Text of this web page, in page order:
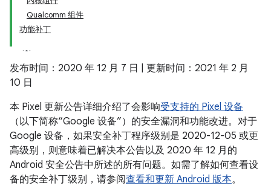
Qualcomm 组件
功能补丁
发布时间：2020 年 12 月 7 日 | 更新时间：2021 年 2 月
10 日
本 Pixel 更新公告详细介绍了会影响受支持的 Pixel 设备
（以下简称“Google 设备”）的安全漏洞和功能改进。对于
Google 设备，如果安全补丁程序级别是 2020-12-05 或更
高级别，则意味着已解决本公告以及 2020 年 12 月的
Android 安全公告中所述的所有问题。如需了解如何查看设
备的安全补丁级别，请参阅查看和更新 Android 版本。